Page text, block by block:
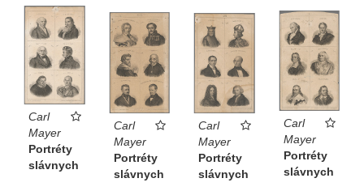
Carl
Mayer
Portréty
slávnych
Carl
Mayer
Portréty
slávnych
Carl
Mayer
Portréty
slávnych
Carl
Mayer
Portréty
slávnych